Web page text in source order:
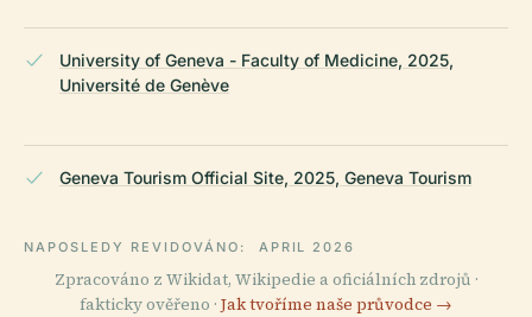
University of Geneva - Faculty of Medicine, 2025,
Université de Genève
Geneva Tourism Official Site, 2025, Geneva Tourism
NAPOSLEDY REVIDOVÁNO: APRIL 2026
Zpracováno z Wikidat, Wikipedie a oficiálních zdrojů ·
fakticky ověřeno · Jak tvoříme naše průvodce →